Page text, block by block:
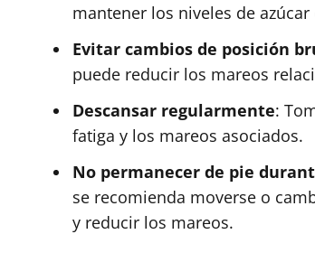
mantener los niveles de
Evitar cambios de posición
puede reducir los mareos
Descansar regularmente:
fatiga y los mareos asociados.
No permanecer de pie
se recomienda moverse o
y reducir los mareos.